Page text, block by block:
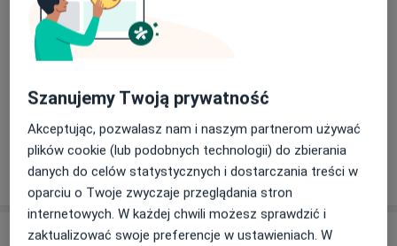
Ruchomość zębów
+20
Pacjenci których przyjmuję
Dorośli
Pokaż więcejo doświadczeniu
Usługi i ceny
Szanujemy Twoją prywatność
Akceptując, pozwalasz nam i naszym partnerom używać
plików cookie (lub podobnych technologii) do zbierania
danych do celów statystycznych i dostarczania treści w
oparciu o Twoje zwyczaje przeglądania stron
internetowych. W każdej chwili możesz sprawdzić i
zaktualizować swoje preferencje w ustawieniach. W